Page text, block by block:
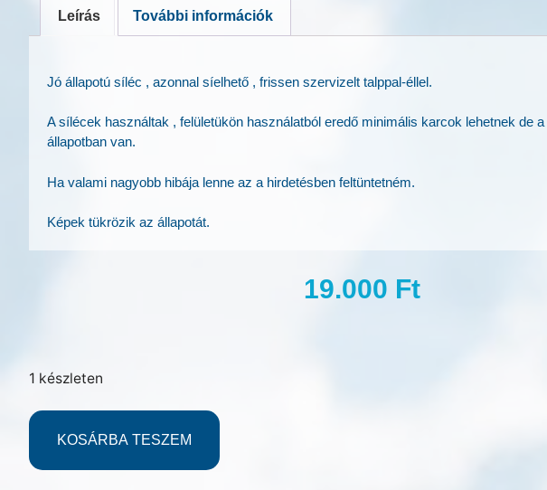
Leírás További információk
Jó állapotú síléc , azonnal síelhető , frissen szervizelt talppal-éllel.
A sílécek használtak , felületükön használatból eredő minimális karcok lehetnek de
állapotban van.
Ha valami nagyobb hibája lenne az a hirdetésben feltüntetném.
Képek tükrözik az állapotát.
19.000 Ft
1 készleten
KOSÁRBA TESZEM